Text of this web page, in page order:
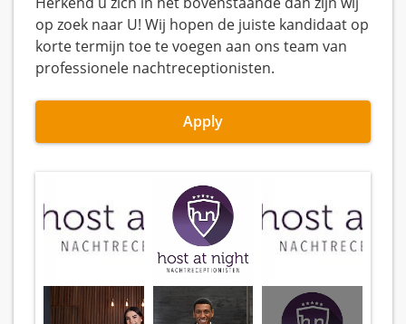
op zoek naar U! Wij hopen de juiste kandidaat op
korte termijn toe te voegen aan ons team van
professionele nachtreceptionisten.
Apply